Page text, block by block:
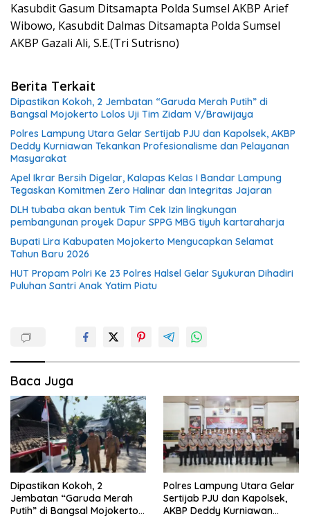
Kasubdit Gasum Ditsamapta Polda Sumsel AKBP Arief
Wibowo, Kasubdit Dalmas Ditsamapta Polda Sumsel
AKBP Gazali Ali, S.E.(Tri Sutrisno)
Berita Terkait
Dipastikan Kokoh, 2 Jembatan “Garuda Merah Putih” di
Bangsal Mojokerto Lolos Uji Tim Zidam V/Brawijaya
Polres Lampung Utara Gelar Sertijab PJU dan Kapolsek, AKBP
Deddy Kurniawan Tekankan Profesionalisme dan Pelayanan
Masyarakat
Apel Ikrar Bersih Digelar, Kalapas Kelas I Bandar Lampung
Tegaskan Komitmen Zero Halinar dan Integritas Jajaran
DLH tubaba akan bentuk Tim Cek Izin lingkungan
pembangunan proyek Dapur SPPG MBG tiyuh kartaraharja
Bupati Lira Kabupaten Mojokerto Mengucapkan Selamat
Tahun Baru 2026
HUT Propam Polri Ke 23 Polres Halsel Gelar Syukuran Dihadiri
Puluhan Santri Anak Yatim Piatu
Baca Juga
Dipastikan Kokoh, 2
Jembatan “Garuda Merah
Putih” di Bangsal Mojokerto
Polres Lampung Utara Gelar
Sertijab PJU dan Kapolsek,
AKBP Deddy Kurniawan